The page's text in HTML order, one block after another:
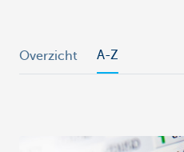
Overzicht A-Z